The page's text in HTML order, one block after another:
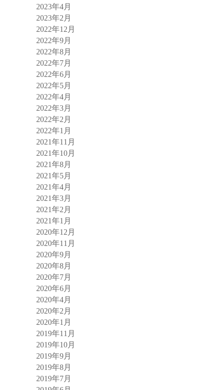
2023年4月
2023年2月
2022年12月
2022年9月
2022年8月
2022年7月
2022年6月
2022年5月
2022年4月
2022年3月
2022年2月
2022年1月
2021年11月
2021年10月
2021年8月
2021年5月
2021年4月
2021年3月
2021年2月
2021年1月
2020年12月
2020年11月
2020年9月
2020年8月
2020年7月
2020年6月
2020年4月
2020年2月
2020年1月
2019年11月
2019年10月
2019年9月
2019年8月
2019年7月